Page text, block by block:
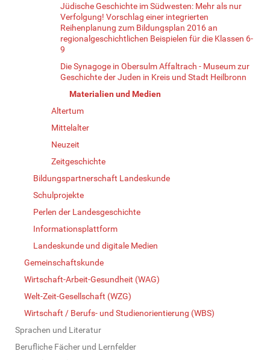
Jüdische Geschichte im Südwesten: Mehr als nur
Verfolgung! Vorschlag einer integrierten
Reihenplanung zum Bildungsplan 2016 an
regionalgeschichtlichen Beispielen für die Klassen 6-
9
Die Synagoge in Obersulm Affaltrach - Museum zur
Geschichte der Juden in Kreis und Stadt Heilbronn
Materialien und Medien
Altertum
Mittelalter
Neuzeit
Zeitgeschichte
Bildungspartnerschaft Landeskunde
Schulprojekte
Perlen der Landesgeschichte
Informationsplattform
Landeskunde und digitale Medien
Gemeinschaftskunde
Wirtschaft-Arbeit-Gesundheit (WAG)
Welt-Zeit-Gesellschaft (WZG)
Wirtschaft / Berufs- und Studienorientierung (WBS)
Sprachen und Literatur
Berufliche Fächer und Lernfelder